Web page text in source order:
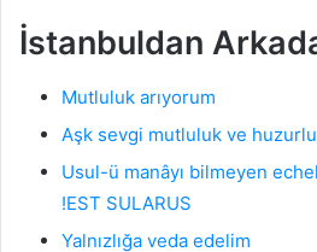
İstanbuldan
Mutluluk arıyorum
Aşk sevgi mutluluk ve
Usul-ü manâyı bilmeyen
!EST SULARUS
Yalnızlığa veda edelim